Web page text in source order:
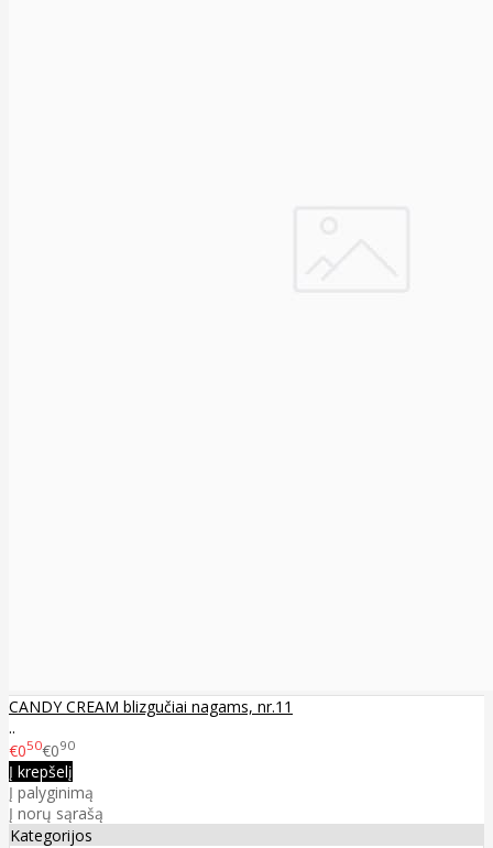
CANDY CREAM blizgučiai nagams, nr.11
..
€050€090
Į krepšelį
Į palyginimą
Į norų sąrašą
Kategorijos